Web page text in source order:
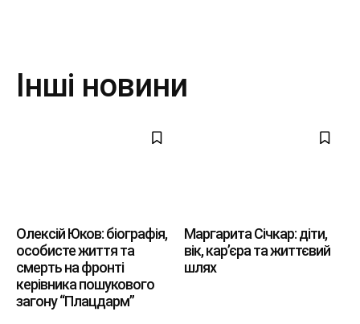
Інші новини
Олексій Юков: біографія,
особисте життя та
смерть на фронті
керівника пошукового
загону “Плацдарм”
Маргарита Січкар: діти,
вік, кар’єра та життєвий
шлях